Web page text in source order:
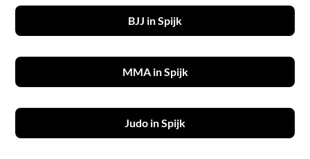
BJJ in Spijk
MMA in Spijk
Judo in Spijk